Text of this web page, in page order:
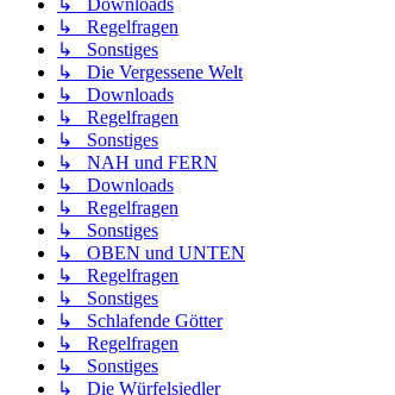
↳ Downloads
↳ Regelfragen
↳ Sonstiges
↳ Die Vergessene Welt
↳ Downloads
↳ Regelfragen
↳ Sonstiges
↳ NAH und FERN
↳ Downloads
↳ Regelfragen
↳ Sonstiges
↳ OBEN und UNTEN
↳ Regelfragen
↳ Sonstiges
↳ Schlafende Götter
↳ Regelfragen
↳ Sonstiges
↳ Die Würfelsiedler